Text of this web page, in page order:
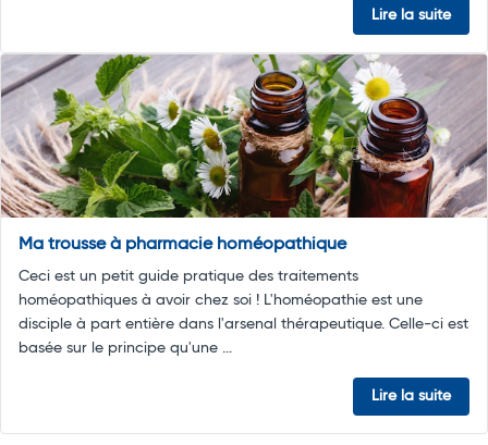
Lire la suite
Ma trousse à pharmacie homéopathique
Ceci est un petit guide pratique des traitements
homéopathiques à avoir chez soi ! L'homéopathie est une
disciple à part entière dans l'arsenal thérapeutique. Celle-ci est
basée sur le principe qu'une ...
Lire la suite